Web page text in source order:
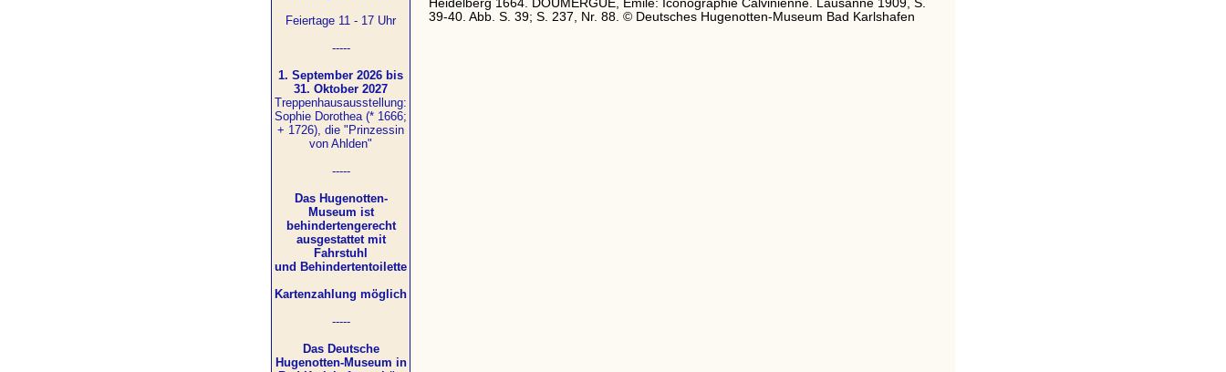
Feiertage 11 - 17 Uhr
-----
1. September 2026 bis
31. Oktober 2027
Treppenhausausstellung:
Sophie Dorothea (* 1666;
+ 1726), die "Prinzessin
von Ahlden"
-----
Das Hugenotten-
Museum ist
behindertengerecht
ausgestattet mit
Fahrstuhl
und Behindertentoilette
Kartenzahlung möglich
-----
Das Deutsche
Hugenotten-Museum in
Heidelberg 1664. DOUMERGUE, Émile: Iconographie Calvinienne. Lausanne 1909, S.
39-40. Abb. S. 39; S. 237, Nr. 88. © Deutsches Hugenotten-Museum Bad Karlshafen